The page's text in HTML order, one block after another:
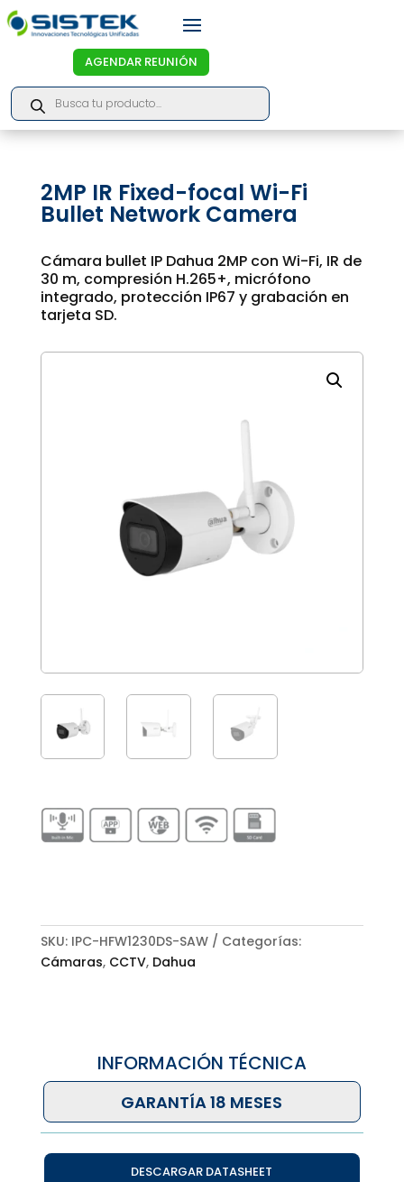
AGENDAR REUNIÓN
Products
search
2MP IR Fixed-focal Wi-Fi
Bullet Network Camera
Cámara bullet IP Dahua 2MP con Wi-Fi, IR de
30 m, compresión H.265+, micrófono
integrado, protección IP67 y grabación en
tarjeta SD.
SKU: IPC-HFW1230DS-SAW
Categorías:
Cámaras, CCTV, Dahua
INFORMACIÓN TÉCNICA
GARANTÍA 18 MESES
DESCARGAR DATASHEET